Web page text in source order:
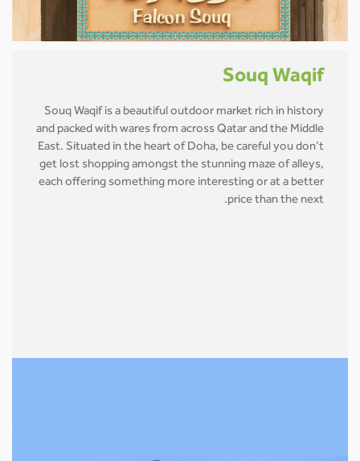
Souq Waqif
Souq Waqif is a beautiful outdoor market rich in history
and packed with wares from across Qatar and the Middle
East. Situated in the heart of Doha, be careful you don’t
get lost shopping amongst the stunning maze of alleys,
each offering something more interesting or at a better
price than the next.